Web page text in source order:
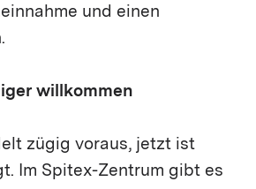
und einen
willkommen
zügig voraus, jetzt ist
Im Spitex-Zentrum gibt es